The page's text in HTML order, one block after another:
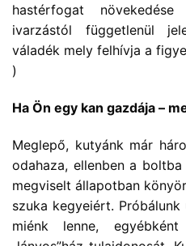
hastérfogat
ivarzástól függetlenül
váladék mely felhívja a
)
Ha Ön egy kan gazdája –
Meglepő, kutyánk már
odahaza, ellenben a
megviselt állapotban
szuka kegyeiért.
miénk lenne,